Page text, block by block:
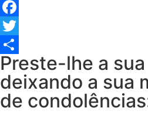
Facebook
Twitter
Share
Preste-lhe a
deixando a sua
de